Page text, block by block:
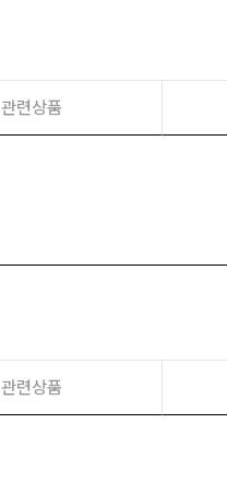
관련상품
관련상품